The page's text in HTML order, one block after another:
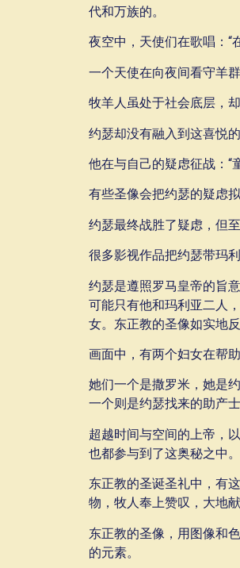
代和万族的。
夜空中，天使们在歌唱：“
一个天使在向夜间看守羊群
牧羊人虽处于社会底层，
约瑟却没有融入到这喜悦的
他在与自己的疑虑征战：“
有些圣像会把约瑟的疑虑
约瑟最终战胜了疑虑，但
很多影视作品把约瑟带玛
约瑟是遵照罗马皇帝的旨
可能只有他和玛利亚二人
女。东正教的圣像如实地
画面中，有两个妇女在帮
她们一个是撒罗米，她是
一个则是约瑟找来的助产士
超越时间与空间的上帝，
也都参与到了这奥秘之中。
东正教的圣诞圣礼中，有
物，牧人奉上赞叹，大地
东正教的圣像，用图像和
的元素。